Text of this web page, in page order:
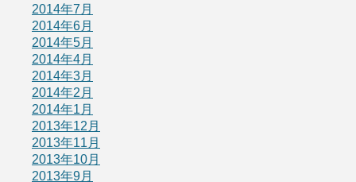
2014年7月
2014年6月
2014年5月
2014年4月
2014年3月
2014年2月
2014年1月
2013年12月
2013年11月
2013年10月
2013年9月